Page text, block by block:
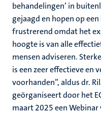
behandelingen’ in
gejaagd en hopen op
frustrerend omdat het
hoogte is van alle
mensen adviseren.
is een zeer effectieve en
voorhanden”, aldus dr.
geörganiseert door het
maart 2025 een